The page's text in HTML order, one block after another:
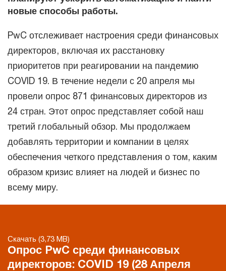
новые способы работы.
PwC отслеживает настроения среди финансовых
директоров, включая их расстановку
приоритетов при реагировании на пандемию
COVID 19. В течение недели с 20 апреля мы
провели опрос 871 финансовых директоров из
24 стран. Этот опрос представляет собой наш
третий глобальный обзор. Мы продолжаем
добавлять территории и компании в целях
обеспечения четкого представления о том, каким
образом кризис влияет на людей и бизнес по
всему миру.
Скачать (3,73 MB)
Опрос PwC среди финансовых
директоров: COVID 19 (28 Апреля